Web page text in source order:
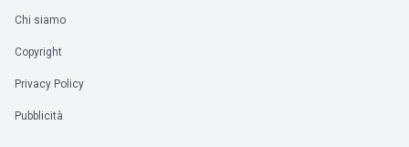
Chi siamo
Copyright
Privacy Policy
Pubblicità